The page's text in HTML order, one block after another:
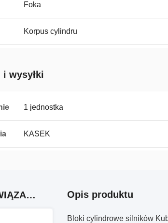
Foka
Korpus cylindru
i wysyłki
1 jednostka
KASEK
PRODUKTY POWIĄZANE Opis produktu
Bloki cylindrowe silników